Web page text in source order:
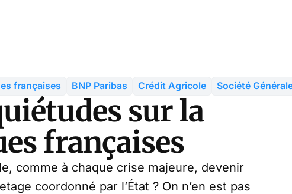
françaises BNP Paribas Crédit Agricole Société
sur la
françaises
comme à chaque crise majeure, devenir
coordonné par l’État ? On n’en est pas